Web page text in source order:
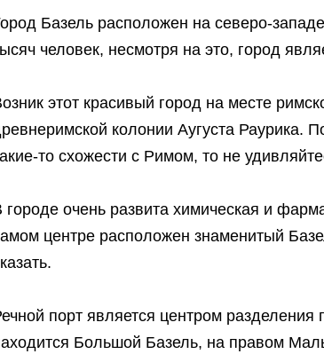
Базель расположен на северо-
человек, несмотря на это, город
этот красивый город на месте
колонии Аугуста Раурика.
то схожести с Римом, то не
городе очень развита химическая и
центре расположен знаменитый
порт является центром
Большой Базель, на правом